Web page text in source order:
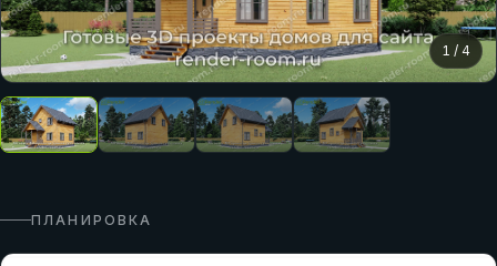
1 / 4
ПЛАНИРОВКА